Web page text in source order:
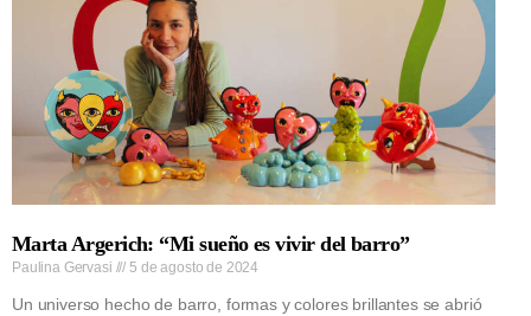
Marta Argerich: “Mi sueño es vivir del barro”
Paulina Gervasi 5 de agosto de 2024
Un universo hecho de barro, formas y colores brillantes se abrió